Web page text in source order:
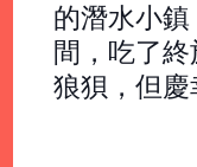
的潛水小
間，吃了
狼狽，但